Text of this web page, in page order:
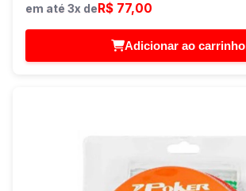
em até 3x deR$ 77,00
Adicionar ao carrinho